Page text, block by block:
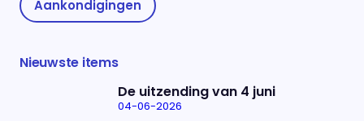
Aankondigingen
Nieuwste items
De uitzending van 4 juni
04-06-2026